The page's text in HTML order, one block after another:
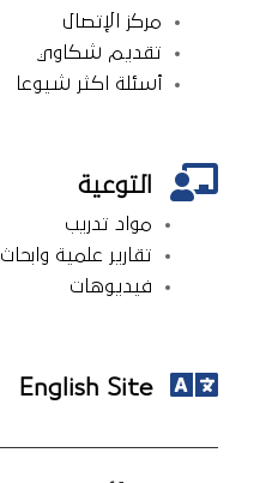
مركز الإتصال
تقديم شكاوي
أسئلة اكثر شيوعا
 التوعية
م واد تدريب
تقارير علمية وابحاث
فيديوهات

English Site